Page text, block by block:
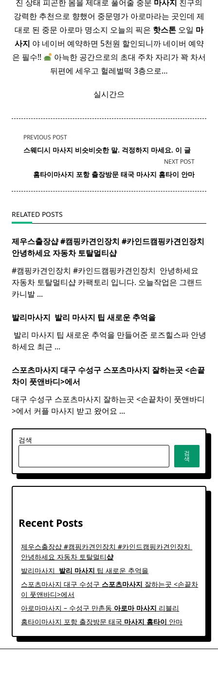
진 상태 피곤한 몸을 제대로 풀어줄 중문 마사지 친구의
강력한 추천으로 향했어 중문명가 아로마라는 곳인데 제
대로 된 중문 아로마 명소지 오늘의 픽은 핫스톤 오일 마
사지 야 네이버 예약하면 5천원 할인되니까 네이버 예약
은 필수!!
아늑한 공간으로의 초대 주차 자리가 꽉 차서
뒤편에 세우고 헐레벌떡 3층으로…
실시간으
<span
class="nav-
screen-
text">Page</span>
PREVIOUS POST
스웨디시 마사지 비슷비슷한 말. 걱정하지 마세요. 이 글
NEXT POST
홈타이마사지 포항 출장방문 태국 마사지 홈타이 안마​
RELATED POSTS
제우스출장샵 #캠핑카견인장치 #카인드캠핑카견인장치 ​
안녕하세요 자동차 토탈멀티샵
#캠핑카견인장치 #카인드캠핑카견인장치 ​ 안녕하세요
자동차 토탈멀티샵 카팩토리 입니다. 오늘작업은 그랜드
카니발 ...
발리마사지 ​ 발리 마사지 팁 새로운 추억을
​ 발리 마사지 팁 새로운 추억을 만들어준 로즈힐스파 안녕
하세요 최근 ...
스포츠마사지 대구 수성구 스포츠마사지 잘하는곳 <손끝
차이 풋앤바디>에서
대구 수성구 스포츠마사지 잘하는곳 <손끝차이 풋앤바디
>에서 커플 마사지 받고 왔어요 ...
검색
검
색
Recent Posts
제우스출장샵 #캠핑카견인장치 #카인드캠핑카견인장치 ​
안녕하세요 자동차 토탈멀티샵
발리마사지 ​ 발리 마사지 팁 새로운 추억을
스포츠마사지 대구 수성구 스포츠마사지 잘하는곳 <손끝차
이 풋앤바디>에서
아로마마사지 – 수성구 만촌동 아로마 마사지 리블리
홈타이마사지 포항 출장방문 태국 마사지 홈타이 안마​